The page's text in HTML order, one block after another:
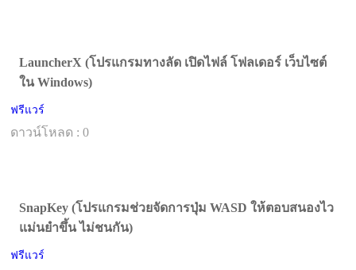
LauncherX (โปรแกรมทางลัด เปิดไฟล์ โฟลเดอร์ เว็บไซต์
ใน Windows)
ฟรีแวร์
ดาวน์โหลด : 0
SnapKey (โปรแกรมช่วยจัดการปุ่ม WASD ให้ตอบสนองไว
แม่นยำขึ้น ไม่ชนกัน)
ฟรีแวร์